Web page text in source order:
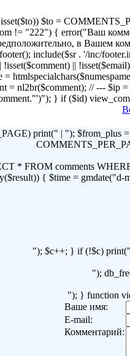
$to =
!= "222") { error("Ваш
в Вашем
include($sr . '/inc/
||
= nl2br($comment); // ---
} if ($id)
print(" | "); $from_plus
* FROM comments
{ $time =
"); $c++; } if (!$c)
");
"); } function
Ваше имя:
E-mail:
Комментарий: